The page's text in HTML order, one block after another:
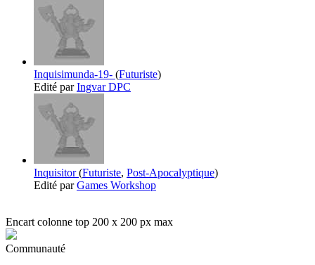
Inquisimunda-19- (Futuriste)
Edité parIngvar DPC
Inquisitor(Futuriste, Post-Apocalyptique)
Edité parGames Workshop
Encart colonne top 200 x 200 px max
Communauté